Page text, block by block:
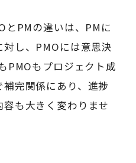
とPMの違いは、PMに
し、PMOには意思決
PMOもプロジェクト成
完関係にあり、進捗
も大きく変わりませ